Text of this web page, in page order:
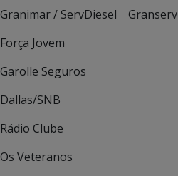
Granimar / ServDiesel Granserv
Força Jovem
Garolle Seguros
Dallas/SNB
Rádio Clube
Os Veteranos